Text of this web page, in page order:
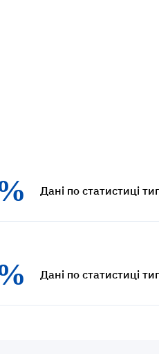
Дані по статистиці
Дані по статистиці